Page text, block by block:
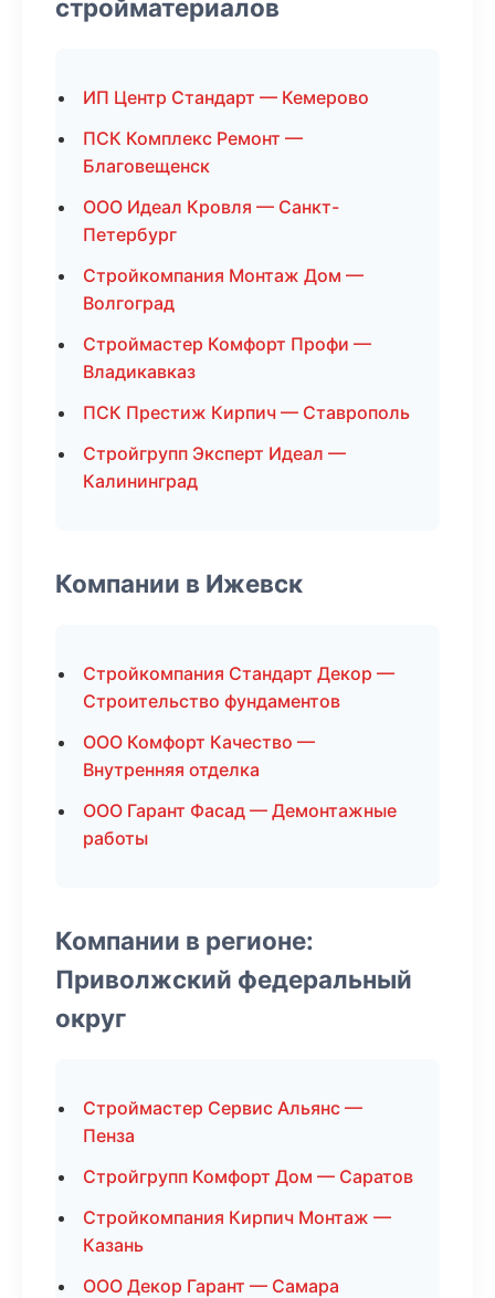
стройматериалов
ИП Центр Стандарт — Кемерово
ПСК Комплекс Ремонт —
Благовещенск
ООО Идеал Кровля — Санкт-
Петербург
Стройкомпания Монтаж Дом —
Волгоград
Строймастер Комфорт Профи —
Владикавказ
ПСК Престиж Кирпич — Ставрополь
Стройгрупп Эксперт Идеал —
Калининград
Компании в Ижевск
Стройкомпания Стандарт Декор —
Строительство фундаментов
ООО Комфорт Качество —
Внутренняя отделка
ООО Гарант Фасад — Демонтажные
работы
Компании в регионе:
Приволжский федеральный
округ
Строймастер Сервис Альянс —
Пенза
Стройгрупп Комфорт Дом — Саратов
Стройкомпания Кирпич Монтаж —
Казань
ООО Декор Гарант — Самара